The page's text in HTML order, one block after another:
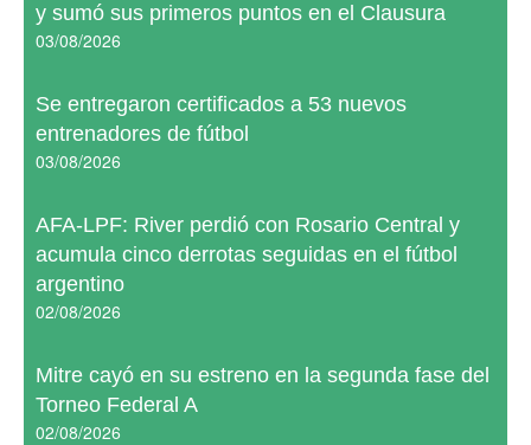
y sumó sus primeros puntos en el Clausura
03/08/2026
Se entregaron certificados a 53 nuevos
entrenadores de fútbol
03/08/2026
AFA-LPF: River perdió con Rosario Central y
acumula cinco derrotas seguidas en el fútbol
argentino
02/08/2026
Mitre cayó en su estreno en la segunda fase del
Torneo Federal A
02/08/2026